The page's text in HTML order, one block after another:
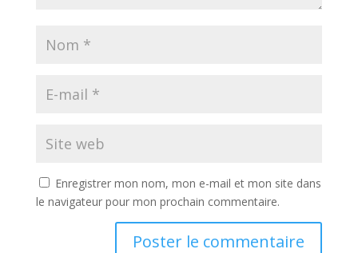
Enregistrer mon nom, mon e-mail et mon site dans
le navigateur pour mon prochain commentaire.